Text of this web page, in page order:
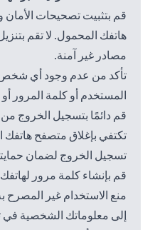
قم بتثبيت تصحيحات الأمان
هاتفك المحمول. لا تقم
مصادر غير آمنة.
تأكد من عدم وجود أي شخص
المستخدم أو كلمة
قم دائمًا بتسجيل الخروج من
تكتفي بإغلاق متصفح
تسجيل الخروج لضمان
قم بإنشاء كلمة مرور
منع الاستخدام غير المصرح
إلى معلوماتك الشخصية